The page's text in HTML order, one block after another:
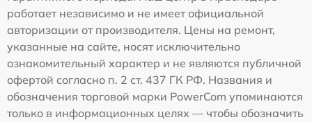
работает независимо и не имеет официальной
авторизации от производителя. Цены на ремонт,
указанные на сайте, носят исключительно
ознакомительный характер и не являются публичной
офертой согласно п. 2 ст. 437 ГК РФ. Названия и
обозначения торговой марки PowerCom упоминаются
только в информационных целях — чтобы обозначить